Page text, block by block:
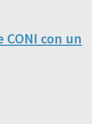
CONI con un